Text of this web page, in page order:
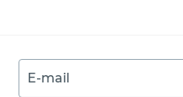
E-mail